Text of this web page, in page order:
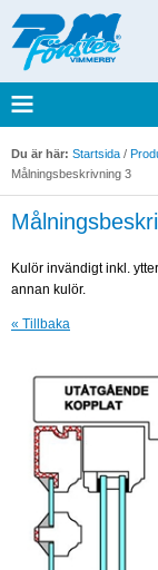
Du är här: Startsida /
Målningsbeskrivning 3
Kulör invändigt inkl.
annan kulör.
« Tillbaka